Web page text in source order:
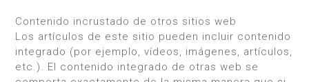
Contenido incrustado de otros sitios web
Los artículos de este sitio pueden incluir contenido
integrado (por ejemplo, vídeos, imágenes, artículos,
etc.). El contenido integrado de otras web se